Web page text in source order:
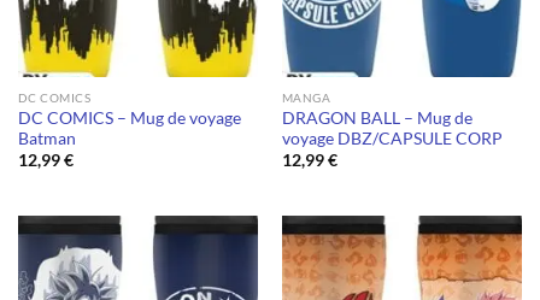
DC COMICS
DC COMICS – Mug de voyage
Batman
12,99€
MANGA
DRAGON BALL – Mug de
voyage DBZ/CAPSULE CORP
12,99€